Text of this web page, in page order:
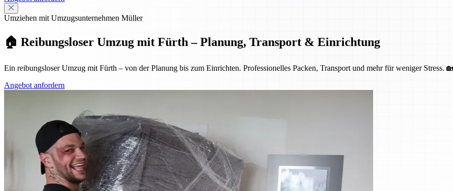
Umziehen mit Umzugsunternehmen Müller
🏠 Reibungsloser Umzug mit Fürth – Planung, Transport & Einrichtung
Ein reibungsloser Umzug mit Fürth – von der Planung bis zum Einrichten. Professionelles Packen, Transport und mehr für weniger Stress.
Angebot anfordern